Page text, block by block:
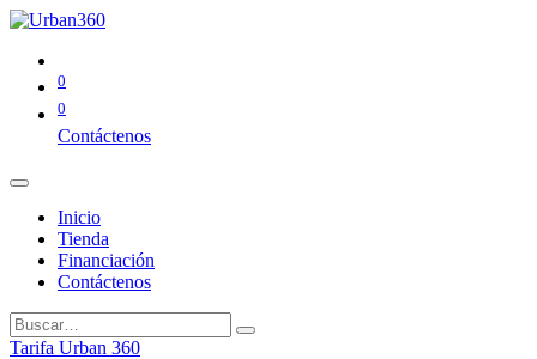
0
0
Contáctenos
Inicio
Tienda
Financiación
Contáctenos
Tarifa Urban 360